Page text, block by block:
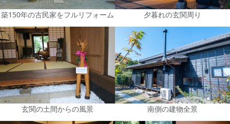
築150年の古民家をフルリフォーム 夕暮れの玄関周り
玄関の土間からの風景 南側の建物全景